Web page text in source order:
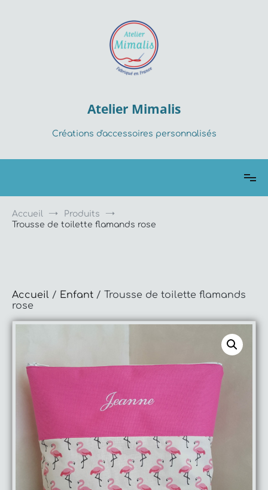
Atelier Mimalis
Créations d'accessoires personnalisés
Accueil
Produits
Trousse de toilette flamands rose
Accueil / Enfant / Trousse de toilette flamands
rose